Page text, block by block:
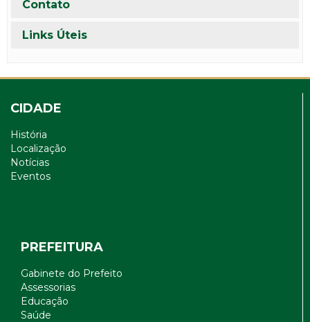
Contato
Links Úteis
CIDADE
História
Localização
Notícias
Eventos
PREFEITURA
Gabinete do Prefeito
Assessorias
Educação
Saúde